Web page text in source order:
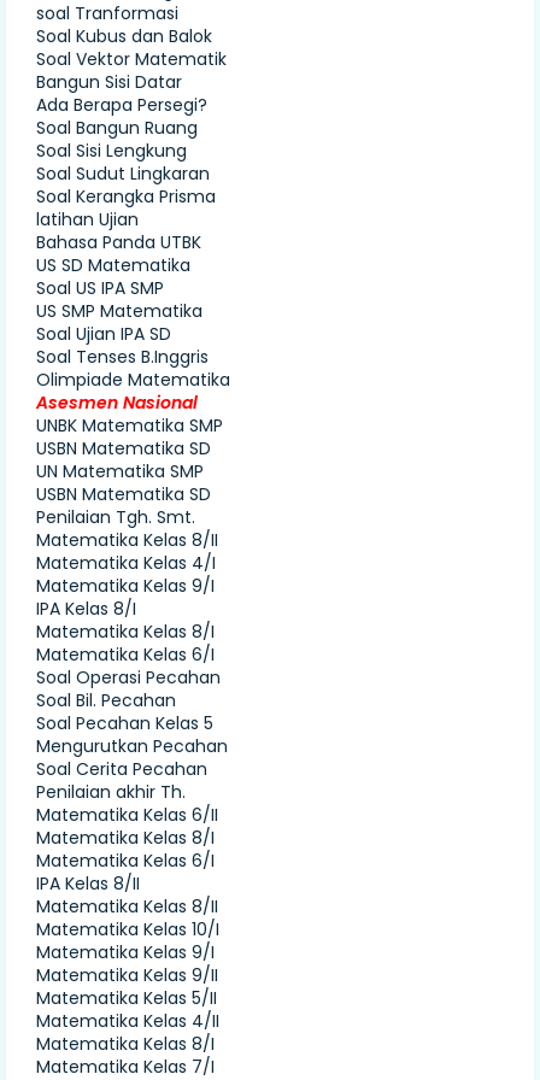
soal Tranformasi
Soal Kubus dan Balok
Soal Vektor Matematik
Bangun Sisi Datar
Ada Berapa Persegi?
Soal Bangun Ruang
Soal Sisi Lengkung
Soal Sudut Lingkaran
Soal Kerangka Prisma
latihan Ujian
Bahasa Panda UTBK
US SD Matematika
Soal US IPA SMP
US SMP Matematika
Soal Ujian IPA SD
Soal Tenses B.Inggris
Olimpiade Matematika
Asesmen Nasional
UNBK Matematika SMP
USBN Matematika SD
UN Matematika SMP
USBN Matematika SD
Penilaian Tgh. Smt.
Matematika Kelas 8/II
Matematika Kelas 4/I
Matematika Kelas 9/I
IPA Kelas 8/I
Matematika Kelas 8/I
Matematika Kelas 6/I
Soal Operasi Pecahan
Soal Bil. Pecahan
Soal Pecahan Kelas 5
Mengurutkan Pecahan
Soal Cerita Pecahan
Penilaian akhir Th.
Matematika Kelas 6/II
Matematika Kelas 8/I
Matematika Kelas 6/I
IPA Kelas 8/II
Matematika Kelas 8/II
Matematika Kelas 10/I
Matematika Kelas 9/I
Matematika Kelas 9/II
Matematika Kelas 5/II
Matematika Kelas 4/II
Matematika Kelas 8/I
Matematika Kelas 7/I